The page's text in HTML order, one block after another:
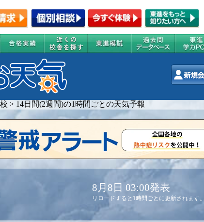
> 14日間(2週間)の1時間ごとの天気予報
8月8日 03:00発表
リロードすると1時間ごとに更新されます。